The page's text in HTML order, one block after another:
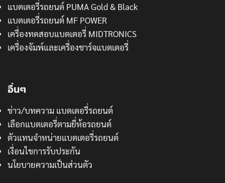
แบตเตอรี่รถยนต์ PUMA Gold & Black
แบตเตอรี่รถยนต์ MF POWER
เครื่องทดสอบแบตเตอรี่ MIDTRONICS
เครื่องจัมพ์และเครื่องชาร์จแบตเตอรี่
อื่นๆ
ข่าว/บทความ แบตเตอรี่รถยนต์
เลือกแบตเตอรี่ตามยี่ห้อรถยนต์
ตัวแทนจำหน่ายแบตเตอรี่รถยนต์
เงื่อนไขการรับประกัน
นโยบายความเป็นส่วนตัว